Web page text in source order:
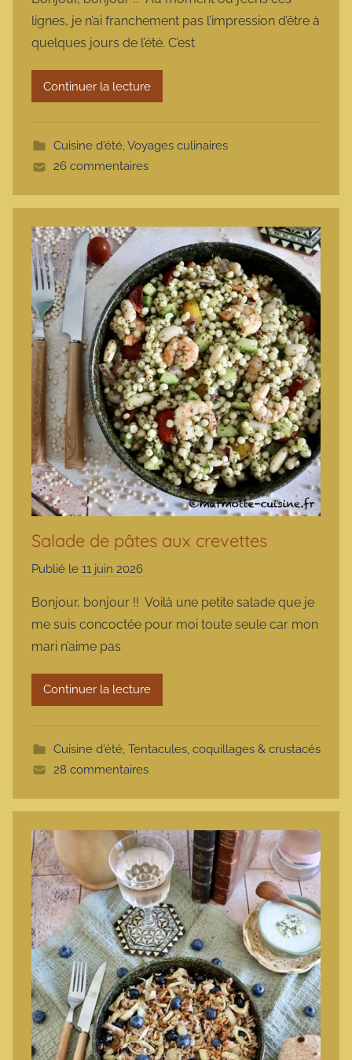
r
m
a
r
m
t
e
lignes, je n’ai franchement pas l’impression d’être à
quelques jours de l’été. C’est
Continuer la lecture
Cuisine d'été,Voyages culinaires
26 commentaires
Salade de pâtes aux crevettes
Publié le 11 juin 2026
m
r
m
t
e
Bonjour, bonjour !! Voilà une petite salade que je
me suis concoctée pour moi toute seule car mon
mari n’aime pas
Continuer la lecture
Cuisine d'été, Tentacules, coquillages & crustacés
28 commentaires